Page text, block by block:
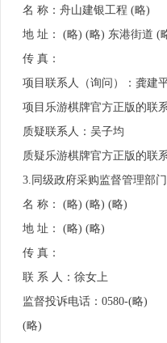
名 称：舟山建银工程 (略)
地 址： (略) (略) 东港街道 (
传 真：
项目联系人（询问）：龚建
项目乐游棋牌官方正版的联
质疑联系人：吴子均
质疑乐游棋牌官方正版的联
3. 同级政府采购监督管理部门
名 称： (略) (略) (略)
地 址： (略) (略)
传 真：
联 系 人：徐女上
监督投诉电话：0580-(略)
(略)